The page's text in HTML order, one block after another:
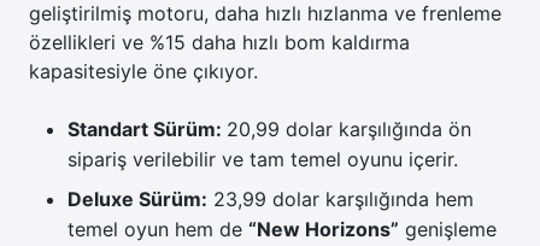
geliştirilmiş motoru, daha hızlı hızlanma ve frenleme
özellikleri ve %15 daha hızlı bom kaldırma
kapasitesiyle öne çıkıyor.
Standart Sürüm: 20,99 dolar karşılığında ön
sipariş verilebilir ve tam temel oyunu içerir.
Deluxe Sürüm: 23,99 dolar karşılığında hem
temel oyun hem de “New Horizons” genişleme